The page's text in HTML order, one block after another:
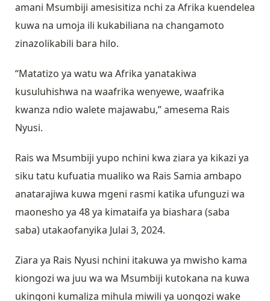
amani Msumbiji amesisitiza nchi za Afrika kuendelea
kuwa na umoja ili kukabiliana na changamoto
zinazolikabili bara hilo.
“Matatizo ya watu wa Afrika yanatakiwa
kusuluhishwa na waafrika wenyewe, waafrika
kwanza ndio walete majawabu,” amesema Rais
Nyusi.
Rais wa Msumbiji yupo nchini kwa ziara ya kikazi ya
siku tatu kufuatia mualiko wa Rais Samia ambapo
anatarajiwa kuwa mgeni rasmi katika ufunguzi wa
maonesho ya 48 ya kimataifa ya biashara (saba
saba) utakaofanyika Julai 3, 2024.
Ziara ya Rais Nyusi nchini itakuwa ya mwisho kama
kiongozi wa juu wa wa Msumbiji kutokana na kuwa
ukingoni kumaliza mihula miwili ya uongozi wake